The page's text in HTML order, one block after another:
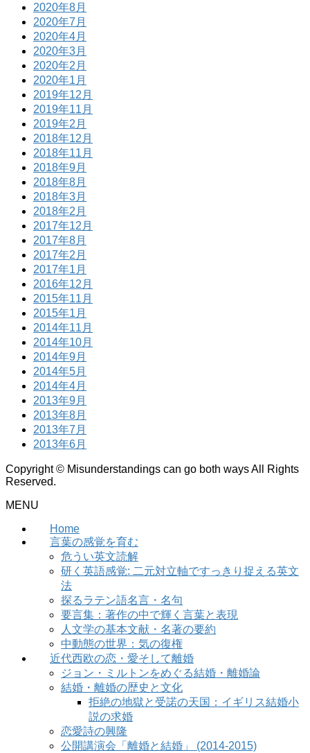
2020年8月
2020年7月
2020年4月
2020年3月
2020年2月
2020年1月
2019年12月
2019年11月
2019年2月
2018年12月
2018年11月
2018年9月
2018年8月
2018年3月
2018年2月
2017年12月
2017年8月
2017年2月
2017年1月
2016年12月
2015年11月
2015年1月
2014年11月
2014年10月
2014年9月
2014年5月
2014年4月
2013年9月
2013年8月
2013年7月
2013年6月
Copyright © Misunderstandings can go both ways All Rights
Reserved.
MENU
Home
言葉の感覚を育む
危うい英文読解
研く英語感覚: 二元対立軸ですっきり捉える英文
法
探るラテン語名言・名句
要言集：著作の中で輝く言葉と表現
人文学の基本文献・名著の要約
中動態の世界：気の復権
近代西欧の恋・愛そして離婚
ジョン・ミルトンをめぐる結婚・離婚論
結婚・離婚の歴史と文化
拒絶の地獄と受諾の天国：イギリス結婚小
説の求婚
恋愛詩の興隆
公開講演会「離婚と結婚」 (2014-2015)